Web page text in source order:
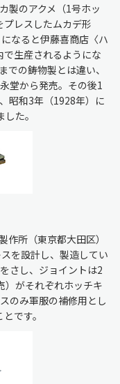
製のアクメ（1号ホッ
レスしたムカデ形
なると伊藤喜商店〈ハ
で生産されるようにな
の鋳物製とは違い、
堂から発売。その後1
昭和3年（1928年）に
た。
所（東京都大田区）
を設計し、製造してい
さし、ジョイントは2
）がそれぞれホッチキ
のみ軍服の補修用とし
です。